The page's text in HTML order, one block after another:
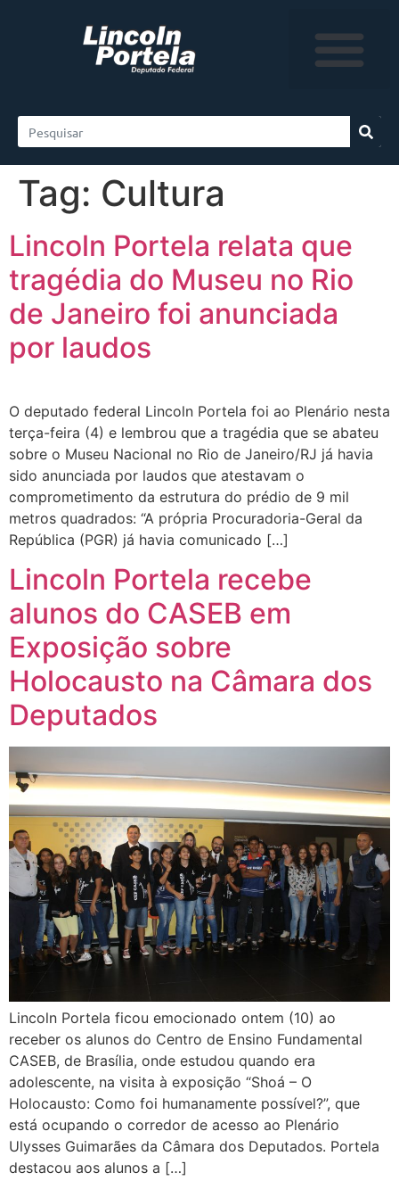
Tag: Cultura
Lincoln Portela relata que
tragédia do Museu no Rio
de Janeiro foi anunciada
por laudos
O deputado federal Lincoln Portela foi ao Plenário nesta
terça-feira (4) e lembrou que a tragédia que se abateu
sobre o Museu Nacional no Rio de Janeiro/RJ já havia
sido anunciada por laudos que atestavam o
comprometimento da estrutura do prédio de 9 mil
metros quadrados: “A própria Procuradoria-Geral da
República (PGR) já havia comunicado […]
Lincoln Portela recebe
alunos do CASEB em
Exposição sobre
Holocausto na Câmara dos
Deputados
Lincoln Portela ficou emocionado ontem (10) ao
receber os alunos do Centro de Ensino Fundamental
CASEB, de Brasília, onde estudou quando era
adolescente, na visita à exposição “Shoá – O
Holocausto: Como foi humanamente possível?”, que
está ocupando o corredor de acesso ao Plenário
Ulysses Guimarães da Câmara dos Deputados. Portela
destacou aos alunos a […]